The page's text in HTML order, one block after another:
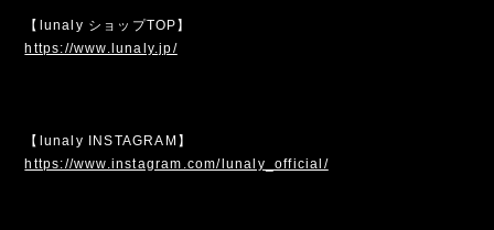
【lunaly ショップTOP】
https://www.lunaly.jp/
【lunaly INSTAGRAM】
https://www.instagram.com/lunaly_official/